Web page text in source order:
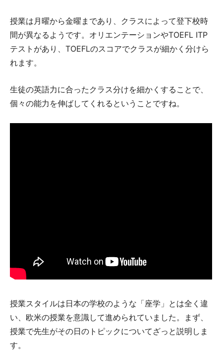
授業は月曜から金曜まであり、クラスによって登下校時
間が異なるようです。オリエンテーションやTOEFL ITP
テストがあり、TOEFLのスコアでクラスが細かく分けら
れます。
生徒の英語力に合ったクラス分けを細かくすることで、
個々の能力を伸ばしてくれるということですね。
授業スタイルは日本の学校のような「座学」とは全く違
い、欧米の授業を意識して進められていました。まず、
授業で先生がその日のトピックについてざっと説明しま
す。